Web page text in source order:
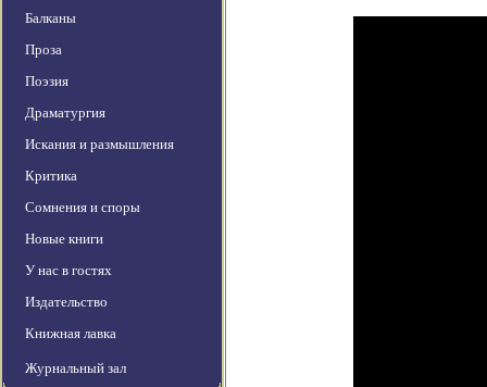
Балканы
Проза
Поэзия
Драматургия
Искания и размышления
Критика
Сомнения и споры
Новые книги
У нас в гостях
Издательство
Книжная лавка
Журнальный зал